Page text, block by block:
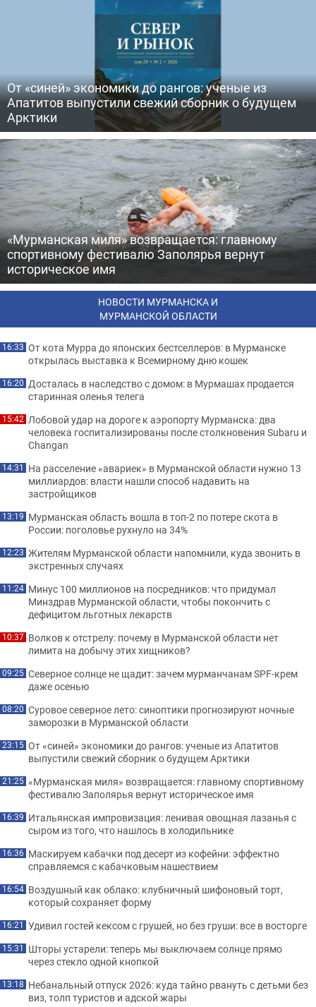
От «синей» экономики до рангов: ученые из
Апатитов выпустили свежий сборник о будущем
Арктики
«Мурманская миля» возвращается: главному
спортивному фестивалю Заполярья вернут
историческое имя
НОВОСТИ МУРМАНСКА И
МУРМАНСКОЙ ОБЛАСТИ
16:33 От кота Мурра до японских бестселлеров: в Мурманске
открылась выставка к Всемирному дню кошек
16:20 Досталась в наследство с домом: в Мурмашах продается
старинная оленья телега
15:42 Лобовой удар на дороге к аэропорту Мурманска: два
человека госпитализированы после столкновения Subaru и
Changan
14:31 На расселение «авариек» в Мурманской области нужно 13
миллиардов: власти нашли способ надавить на
застройщиков
13:19 Мурманская область вошла в топ-2 по потере скота в
России: поголовье рухнуло на 34%
12:23 Жителям Мурманской области напомнили, куда звонить в
экстренных случаях
11:24 Минус 100 миллионов на посредников: что придумал
Минздрав Мурманской области, чтобы покончить с
дефицитом льготных лекарств
10:37 Волков к отстрелу: почему в Мурманской области нет
лимита на добычу этих хищников?
09:25 Северное солнце не щадит: зачем мурманчанам SPF-крем
даже осенью
08:20 Суровое северное лето: синоптики прогнозируют ночные
заморозки в Мурманской области
23:15 От «синей» экономики до рангов: ученые из Апатитов
выпустили свежий сборник о будущем Арктики
21:25 «Мурманская миля» возвращается: главному спортивному
фестивалю Заполярья вернут историческое имя
16:39 Итальянская импровизация: ленивая овощная лазанья с
сыром из того, что нашлось в холодильнике
16:36 Маскируем кабачки под десерт из кофейни: эффектно
справляемся с кабачковым нашествием
16:54 Воздушный как облако: клубничный шифоновый торт,
который сохраняет форму
16:21 Удивил гостей кексом с грушей, но без груши: все в восторге
15:31 Шторы устарели: теперь мы выключаем солнце прямо
через стекло одной кнопкой
13:18 Небанальный отпуск 2026: куда тайно рвануть с детьми без
виз, толп туристов и адской жары